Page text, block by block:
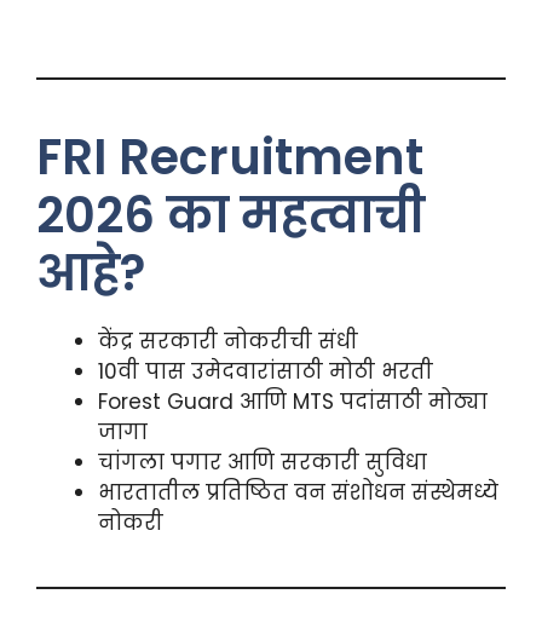
FRI Recruitment
2026 का महत्वाची
आहे?
केंद्र सरकारी नोकरीची संधी
10वी पास उमेदवारांसाठी मोठी भरती
Forest Guard आणि MTS पदांसाठी मोठ्या
जागा
चांगला पगार आणि सरकारी सुविधा
भारतातील प्रतिष्ठित वन संशोधन संस्थेमध्ये
नोकरी